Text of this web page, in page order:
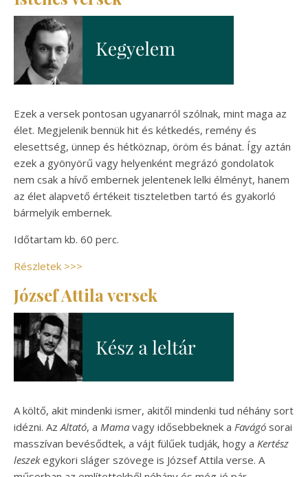
Ezek a versek pontosan ugyanarról szólnak, mint maga az
élet. Megjelenik bennük hit és kétkedés, remény és
elesettség, ünnep és hétköznap, öröm és bánat. Így aztán
ezek a gyönyörű vagy helyenként megrázó gondolatok
nem csak a hívő embernek jelentenek lelki élményt, hanem
az élet alapvető értékeit tiszteletben tartó és gyakorló
bármelyik embernek.
Időtartam kb. 60 perc.
Részletek >>>
József Attila versek
A költő, akit mindenki ismer, akitől mindenki tud néhány sort
idézni. AzAltató, a Mama vagy idősebbeknek a Favágó sorai
masszívan bevésődtek, a vájt fülűek tudják, hogy a Kertész
leszekegykori sláger szövege is József Attila verse. A